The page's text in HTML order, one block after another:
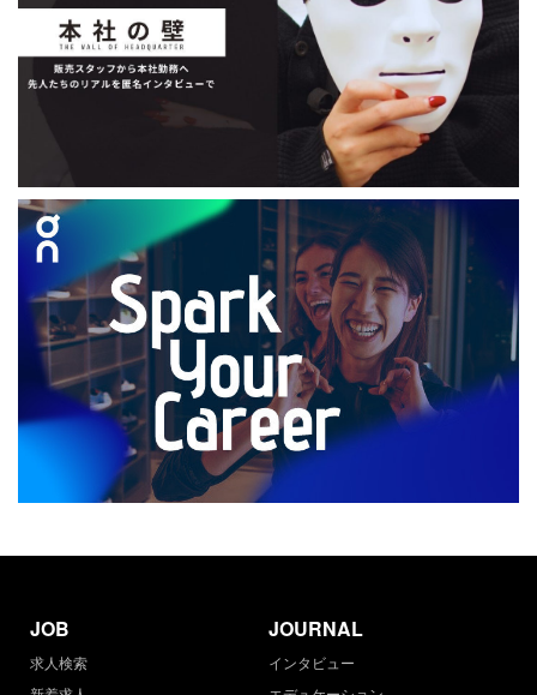
JOB
求人検索
JOURNAL
インタビュー